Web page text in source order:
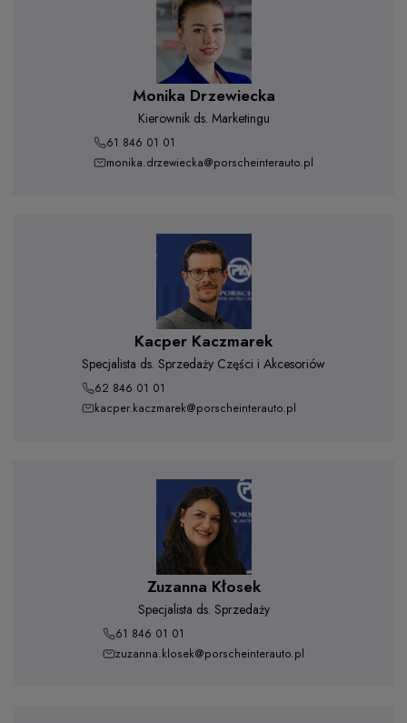
Monika Drzewiecka
Kierownik ds. Marketingu
61 846 01 01
monika.drzewiecka@porscheinterauto.pl
Kacper Kaczmarek
Specjalista ds. Sprzedaży Części i Akcesoriów
62 846 01 01
kacper.kaczmarek@porscheinterauto.pl
Zuzanna Kłosek
Specjalista ds. Sprzedaży
61 846 01 01
zuzanna.klosek@porscheinterauto.pl